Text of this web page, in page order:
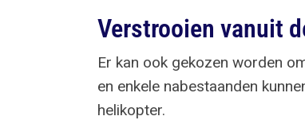
Verstrooien vanuit
Er kan ook gekozen worden
en enkele nabestaanden
helikopter.